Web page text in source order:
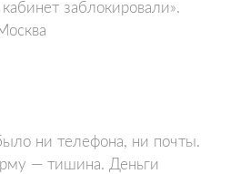
заблокировали».
ни телефона, ни почты.
— тишина. Деньги